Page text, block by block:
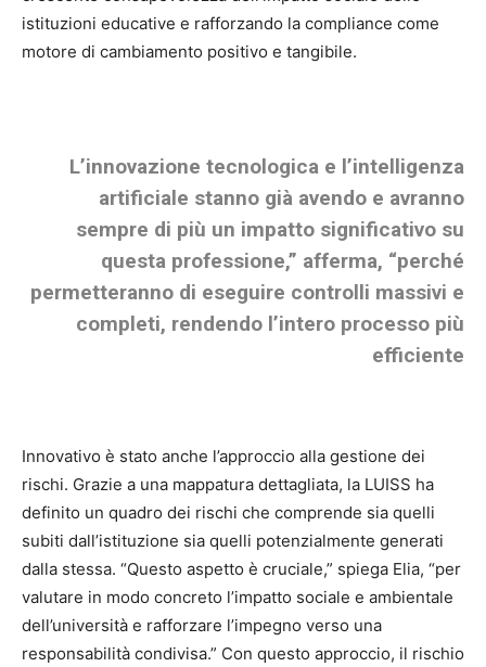
istituzioni educative e rafforzando la compliance come
motore di cambiamento positivo e tangibile.
L’innovazione tecnologica e l’intelligenza
artificiale stanno già avendo e avranno
sempre di più un impatto significativo su
questa professione,” afferma, “perché
permetteranno di eseguire controlli massivi e
completi, rendendo l’intero processo più
efficiente
Innovativo è stato anche l’approccio alla gestione dei
rischi. Grazie a una mappatura dettagliata, la LUISS ha
definito un quadro dei rischi che comprende sia quelli
subiti dall’istituzione sia quelli potenzialmente generati
dalla stessa. “Questo aspetto è cruciale,” spiega Elia, “per
valutare in modo concreto l’impatto sociale e ambientale
dell’università e rafforzare l’impegno verso una
responsabilità condivisa.” Con questo approccio, il rischio